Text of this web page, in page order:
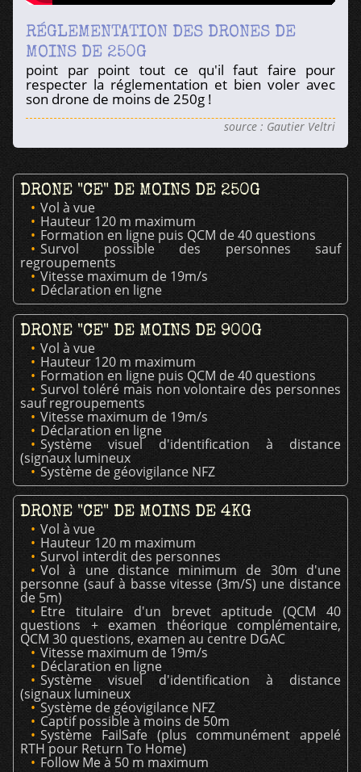
RÉGLEMENTATION DES DRONES DE
MOINS DE 250G
point par point tout ce qu'il faut faire pour
respecter la réglementation et bien voler avec
son drone de moins de 250g !
source : Gautier Veltri
DRONE "CE" DE MOINS DE 250G
Vol à vue
Hauteur 120 m maximum
Formation en ligne puis QCM de 40 questions
Survol possible des personnes sauf
regroupements
Vitesse maximum de 19m/s
Déclaration en ligne
DRONE "CE" DE MOINS DE 900G
Vol à vue
Hauteur 120 m maximum
Formation en ligne puis QCM de 40 questions
Survol toléré mais non volontaire des personnes
sauf regroupements
Vitesse maximum de 19m/s
Déclaration en ligne
Système visuel d'identification à distance
(signaux lumineux
Système de géovigilance NFZ
DRONE "CE" DE MOINS DE 4KG
Vol à vue
Hauteur 120 m maximum
Survol interdit des personnes
Vol à une distance minimum de 30m d'une
personne (sauf à basse vitesse (3m/S) une distance
de 5m)
Etre titulaire d'un brevet aptitude (QCM 40
questions + examen théorique complémentaire,
QCM 30 questions, examen au centre DGAC
Vitesse maximum de 19m/s
Déclaration en ligne
Système visuel d'identification à distance
(signaux lumineux
Système de géovigilance NFZ
Captif possible à moins de 50m
Système FailSafe (plus communément appelé
RTH pour Return To Home)
Follow Me à 50 m maximum